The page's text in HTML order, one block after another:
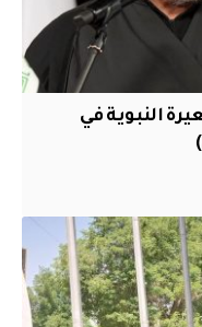
النبوية في